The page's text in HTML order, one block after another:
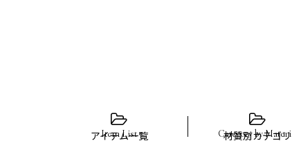
アイテム一覧 材質別カテゴリ